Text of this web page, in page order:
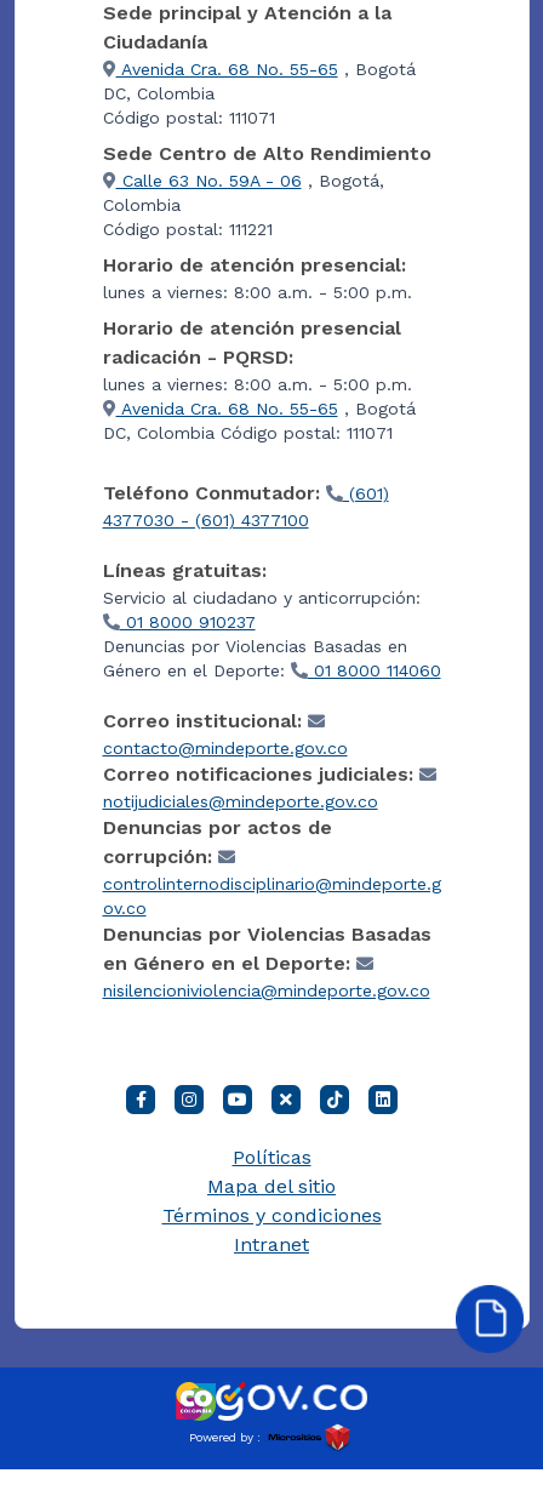
Sede principal y Atención a la
Ciudadanía
Avenida Cra. 68 No. 55-65 , Bogotá
DC, Colombia
Código postal: 111071
Sede Centro de Alto Rendimiento
Calle 63 No. 59A - 06 , Bogotá,
Colombia
Código postal: 111221
Horario de atención presencial:
lunes a viernes: 8:00 a.m. - 5:00 p.m.
Horario de atención presencial
radicación - PQRSD:
lunes a viernes: 8:00 a.m. - 5:00 p.m.
Avenida Cra. 68 No. 55-65 , Bogotá
DC, Colombia Código postal: 111071
Teléfono Conmutador:
(601)
4377030 - (601) 4377100
Líneas gratuitas:
Servicio al ciudadano y anticorrupción:
01 8000 910237
Denuncias por Violencias Basadas en
Género en el Deporte:
01 8000 114060
Correo institucional:
contacto@mindeporte.gov.co
Correo notificaciones judiciales:
notijudiciales@mindeporte.gov.co
Denuncias por actos de
corrupción:
controlinternodisciplinario@mindeporte.g
ov.co
Denuncias por Violencias Basadas
en Género en el Deporte:
nisilencioniviolencia@mindeporte.gov.co
Políticas
Mapa del sitio
Términos y condiciones
Intranet
Powered by :